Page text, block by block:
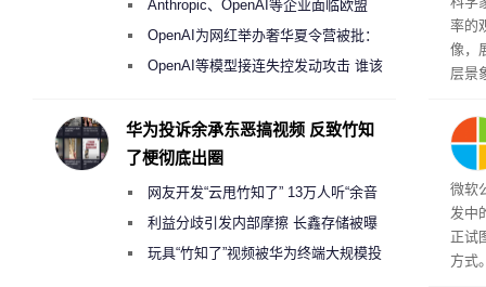
率的
像，
层景
然》
微软
发中
正试
方式
Anthropic、OpenAI等企业面临欧盟
《人工智能法案》全新执法权限审查
OpenAI为网红举办奢华夏令营被批：
2000美元一晚 遭讽“反乌托邦”
OpenAI等模型接连失控发动攻击 谁该
华为投诉余承东恶搞视频 反致竹知
了梗彻底出圈
网友开发“云甩竹知了” 13万人听“余音
绕梁”利益分歧引发内部摩擦 长鑫存储被曝
曾将华为驻场工程师驱逐出研发基地
玩具“竹知了”视频被华为终端大规模投